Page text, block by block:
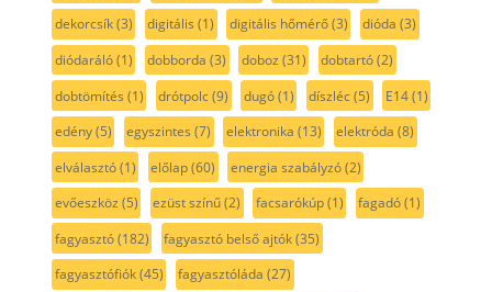
dekorcsík(3) digitális (1) digitális hőmérő(3) dióda (3)
diódaráló(1) dobborda (3) doboz (31) dobtartó(2)
dobtömítés (1) drótpolc(9) dugó(1) díszléc(5) E14(1)
edény(5) egyszintes (7) elektronika (13) elektróda (8)
elválasztó(1) előlap(60) energia szabályzó(2)
evőeszköz (5) ezüst színű(2) facsarókúp(1) fagadó(1)
fagyasztó(182) fagyasztó belső ajtók(35)
fagyasztófiók(45) fagyasztóláda (27)